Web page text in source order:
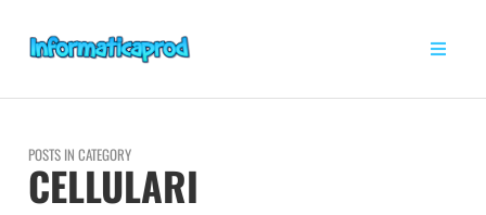
POSTS IN CATEGORY
CELLULARI